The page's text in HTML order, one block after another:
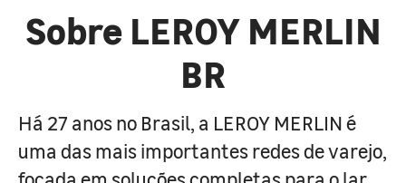
Sobre LEROY MERLIN
BR
Há 27 anos no Brasil, a LEROY MERLIN é
uma das mais importantes redes de varejo,